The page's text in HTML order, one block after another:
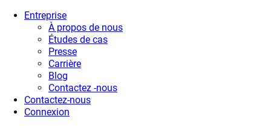
Entreprise
À propos de nous
Études de cas
Presse
Carrière
Blog
Contactez -nous
Contactez-nous
Connexion